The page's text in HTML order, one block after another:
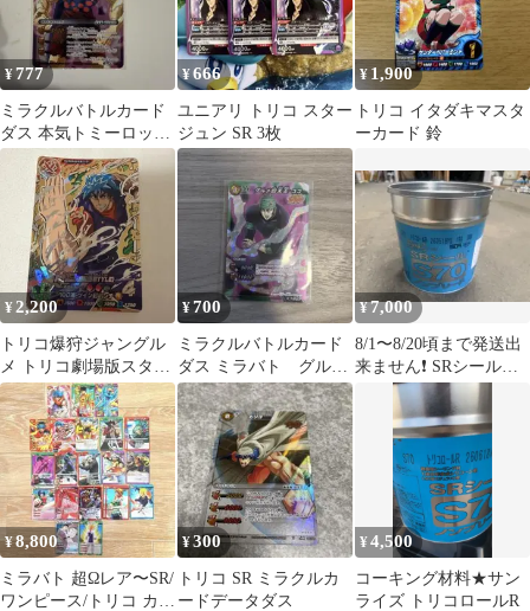
¥777
ミラクルバトルカード
ダス 本気トミーロッド
SR
¥666
ユニアリ トリコ スター
ジュン SR 3枚
¥ 1,900
トリコ イタダキマスタ
ーカード 鈴
¥2,200
トリコ爆狩ジャングル
メ トリコ劇場版スタイ
ル 星4
¥700
ミラクルバトルカード
ダス ミラバト グルメ
四天王・ココ トリ
コ 超Ω 美品
¥7,000
8/1〜8/20頃まで発送出
来ません❗️ SRシール
S70 トリコロールR ②
¥8,800
ミラバト 超Ωレア〜SR/
ワンピース/トリコ カー
¥300
トリコ SR ミラクルカ
ードデータダス
¥4,500
コーキング材料★サン
ライズ トリコロールR